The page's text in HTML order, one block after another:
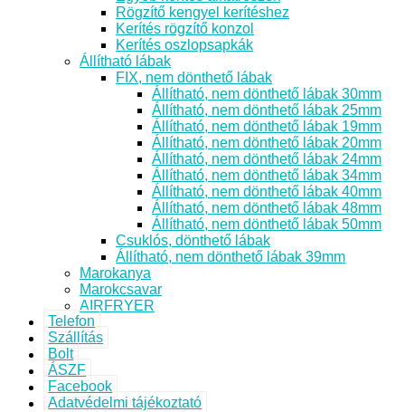
Rögzítő kengyel kerítéshez
Kerítés rögzítő konzol
Kerítés oszlopsapkák
Állítható lábak
FIX, nem dönthető lábak
Állítható, nem dönthető lábak 30mm
Állítható, nem dönthető lábak 25mm
Állítható, nem dönthető lábak 19mm
Állítható, nem dönthető lábak 20mm
Állítható, nem dönthető lábak 24mm
Állítható, nem dönthető lábak 34mm
Állítható, nem dönthető lábak 40mm
Állítható, nem dönthető lábak 48mm
Állítható, nem dönthető lábak 50mm
Csuklós, dönthető lábak
Állítható, nem dönthető lábak 39mm
Marokanya
Marokcsavar
AIRFRYER
Telefon
Szállítás
Bolt
ÁSZF
Facebook
Adatvédelmi tájékoztató